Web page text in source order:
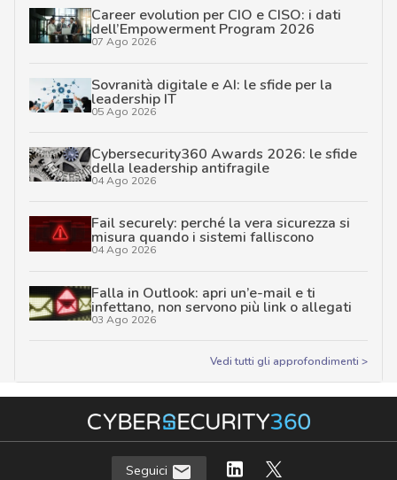
Career evolution per CIO e CISO: i dati
dell’Empowerment Program 2026
07 Ago 2026
Sovranità digitale e AI: le sfide per la
leadership IT
05 Ago 2026
Cybersecurity360 Awards 2026: le sfide
della leadership antifragile
04 Ago 2026
Fail securely: perché la vera sicurezza si
misura quando i sistemi falliscono
04 Ago 2026
Falla in Outlook: apri un’e-mail e ti
infettano, non servono più link o allegati
03 Ago 2026
Vedi tutti gli approfondimenti >
Seguici